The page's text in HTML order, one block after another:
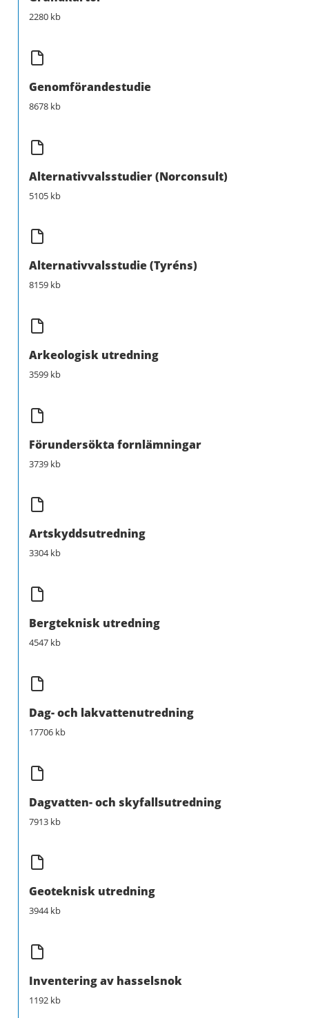
2280 kb
Genomförandestudie
8678 kb
Alternativvalsstudier (Norconsult)
5105 kb
Alternativvalsstudie (Tyréns)
8159 kb
Arkeologisk utredning
3599 kb
Förundersökta fornlämningar
3739 kb
Artskyddsutredning
3304 kb
Bergteknisk utredning
4547 kb
Dag- och lakvattenutredning
17706 kb
Dagvatten- och skyfallsutredning
7913 kb
Geoteknisk utredning
3944 kb
Inventering av hasselsnok
1192 kb